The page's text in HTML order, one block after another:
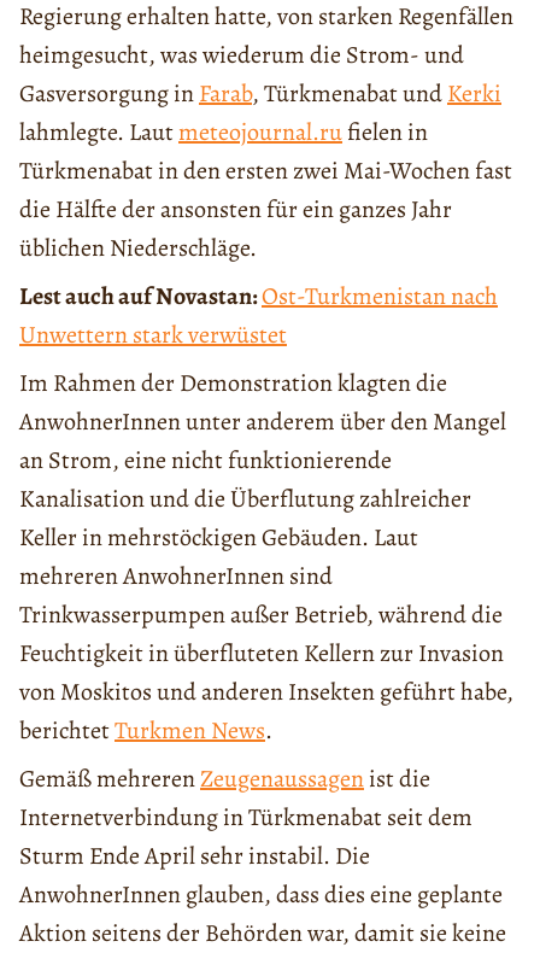
Regierung erhalten hatte, von starken Regenfällen
heimgesucht, was wiederum die Strom- und
Gasversorgung inFarab, Türkmenabat undKerki
lahmlegte. Lautmeteojournal.rufielen in
Türkmenabat in den ersten zwei Mai-Wochen fast
die Hälfte der ansonsten für ein ganzes Jahr
üblichen Niederschläge.
Lest auch auf Novastan:Ost-Turkmenistan nach
Unwettern stark verwüstet
Im Rahmen der Demonstration klagten die
AnwohnerInnen unter anderem über den Mangel
an Strom, eine nicht funktionierende
Kanalisation und die Überflutung zahlreicher
Keller in mehrstöckigen Gebäuden. Laut
mehreren AnwohnerInnen sind
Trinkwasserpumpen außer Betrieb, während die
Feuchtigkeit in überfluteten Kellern zur Invasion
von Moskitos und anderen Insekten geführt habe,
berichtetTurkmen News.
Gemäß mehrerenZeugenaussagenist die
Internetverbindung in Türkmenabat seit dem
Sturm Ende April sehr instabil. Die
AnwohnerInnen glauben, dass dies eine geplante
Aktion seitens der Behörden war, damit sie keine